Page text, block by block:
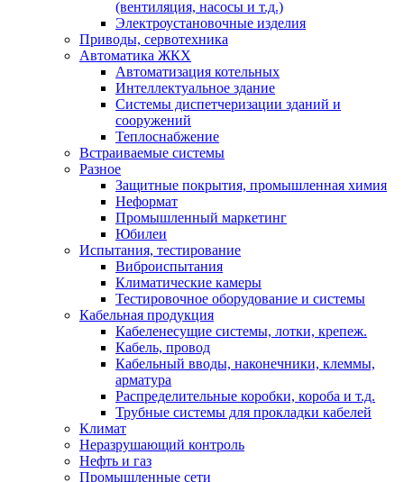
(вентиляция, насосы и т.д.)
Электроустановочные изделия
Приводы, сервотехника
Автоматика ЖКХ
Автоматизация котельных
Интеллектуальное здание
Системы диспетчеризации зданий и
сооружений
Теплоснабжение
Встраиваемые системы
Разное
Защитные покрытия, промышленная химия
Неформат
Промышленный маркетинг
Юбилеи
Испытания, тестирование
Виброиспытания
Климатические камеры
Тестировочное оборудование и системы
Кабельная продукция
Кабеленесущие системы, лотки, крепеж.
Кабель, провод
Кабельный вводы, наконечники, клеммы,
арматура
Распределительные коробки, короба и т.д.
Трубные системы для прокладки кабелей
Климат
Неразрушающий контроль
Нефть и газ
Промышленные сети